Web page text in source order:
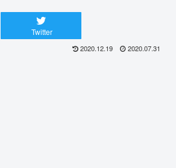
Twitter
2020.12.19 2020.07.31